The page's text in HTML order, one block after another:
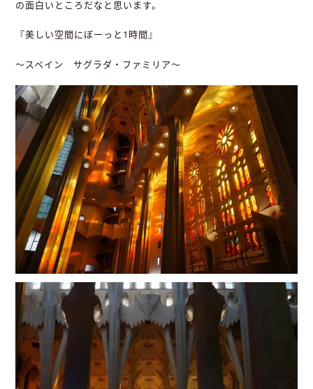
の面白いところだなと思います。
『美しい空間にぼーっと1時間』
～スペイン サグラダ・ファミリア～